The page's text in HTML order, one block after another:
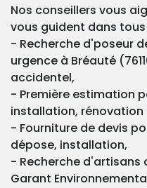
Nos conseillers vous
vous guident dans
- Recherche d'poseur
urgence à Bréauté
accidentel,
- Première estimation
installation, rénovation
- Fourniture de devis
dépose, installation,
- Recherche d'artisans
Garant